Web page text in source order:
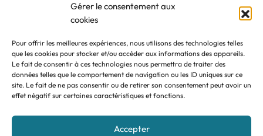
Gérer le consentement aux
cookies
Pour offrir les meilleures expériences, nous utilisons des technologies telles
que les cookies pour stocker et/ou accéder aux informations des appareils.
Le fait de consentir à ces technologies nous permettra de traiter des
données telles que le comportement de navigation ou les ID uniques sur ce
site. Le fait de ne pas consentir ou de retirer son consentement peut avoir un
effet négatif sur certaines caractéristiques et fonctions.
Accepter
Se connecter